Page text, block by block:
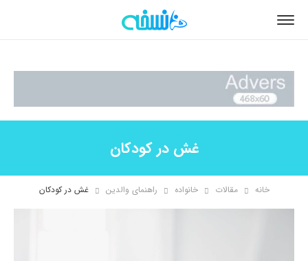
غش در کودکان
خانه مقالات خانواده راهنمای والدین غش در کودکان